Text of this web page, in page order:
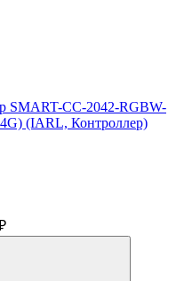
CC-2042-RGBW-
(IARL, Контроллер)